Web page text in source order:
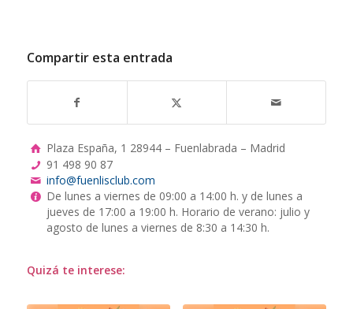
Compartir esta entrada
Plaza España, 1 28944 – Fuenlabrada – Madrid
91 498 90 87
info@fuenlisclub.com
De lunes a viernes de 09:00 a 14:00 h. y de lunes a
jueves de 17:00 a 19:00 h. Horario de verano: julio y
agosto de lunes a viernes de 8:30 a 14:30 h.
Quizá te interese: